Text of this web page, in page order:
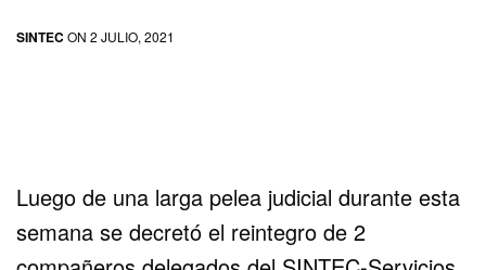
SINTEC ON 2 JULIO, 2021
Luego de una larga pelea judicial durante esta
semana se decretó el reintegro de 2